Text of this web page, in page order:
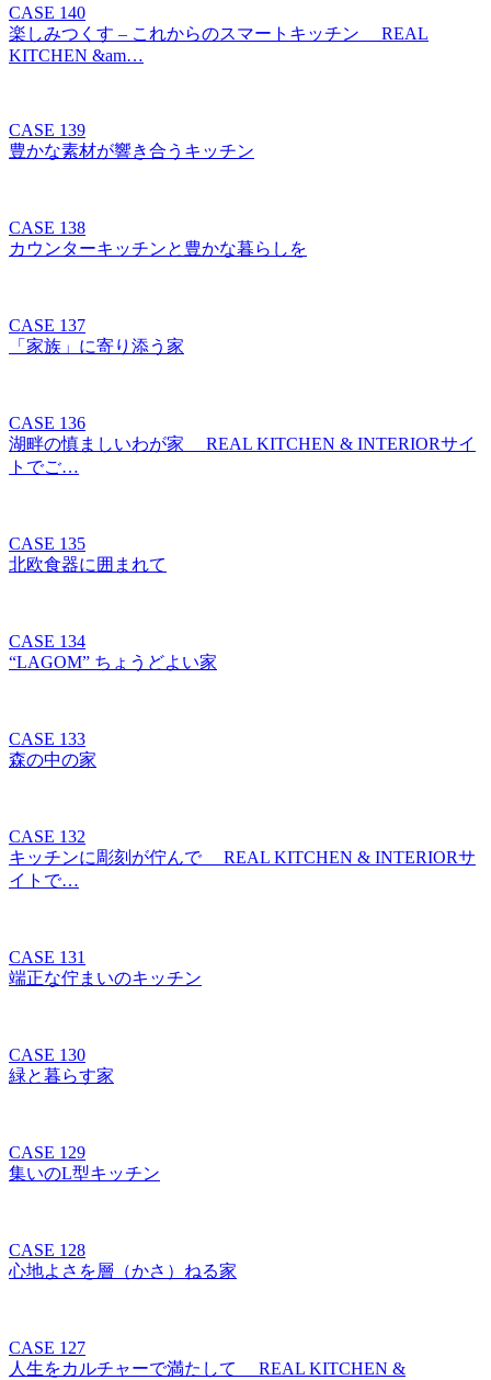
CASE 140
楽しみつくす – これからのスマートキッチン REAL
KITCHEN &am…
CASE 139
豊かな素材が響き合うキッチン
CASE 138
カウンターキッチンと豊かな暮らしを
CASE 137
「家族」に寄り添う家
CASE 136
湖畔の慎ましいわが家 REAL KITCHEN & INTERIORサイ
トでご…
CASE 135
北欧食器に囲まれて
CASE 134
“LAGOM” ちょうどよい家
CASE 133
森の中の家
CASE 132
キッチンに彫刻が佇んで REAL KITCHEN & INTERIORサ
イトで…
CASE 131
端正な佇まいのキッチン
CASE 130
緑と暮らす家
CASE 129
集いのL型キッチン
CASE 128
心地よさを層（かさ）ねる家
CASE 127
人生をカルチャーで満たして REAL KITCHEN &